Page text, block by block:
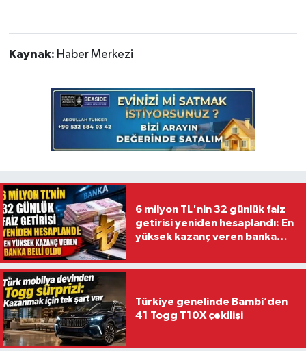
Kaynak: Haber Merkezi
6 milyon TL'nin 32 günlük faiz
getirisi yeniden hesaplandı: En
yüksek kazanç veren banka
Türkiye genelinde Bambi’den
41 Togg T10X çekilişi